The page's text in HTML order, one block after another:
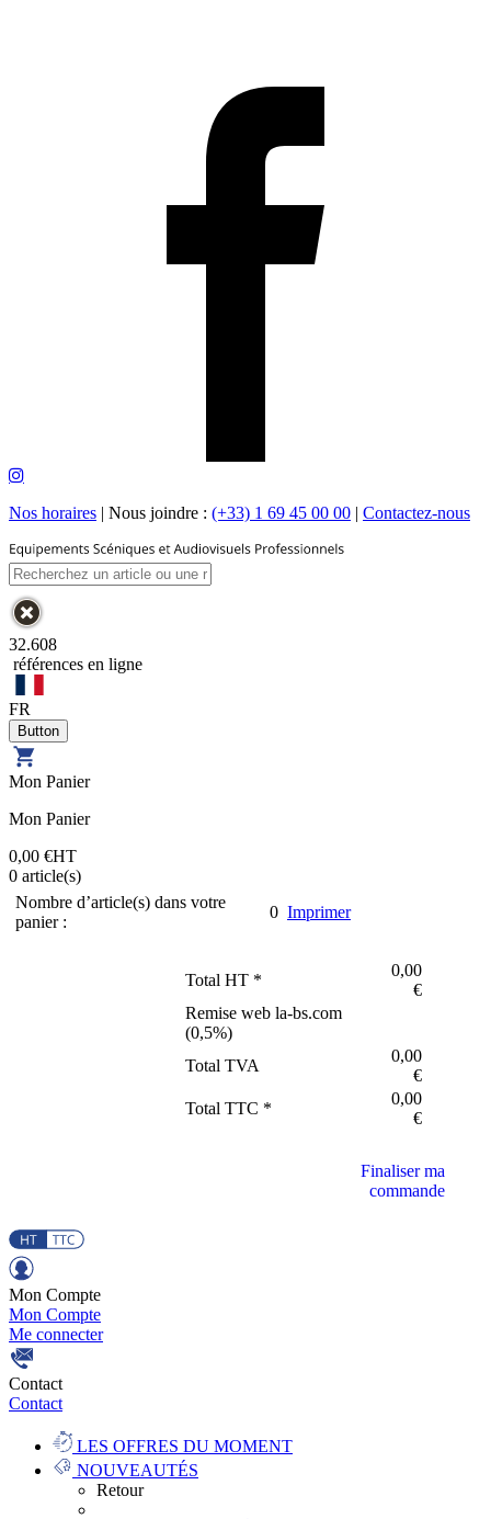
Nos horaires | Nous joindre : (+33) 1 69 45 00 00 | Contactez-nous
32.608
références en ligne
FR
Mon Panier
Mon Panier
0,00 €HT
0 article(s)
Nombre d’article(s) dans votre
panier :
0 Imprimer
Total HT *
0,00
€
Remise web la-bs.com
(0,5%)
Total TVA
0,00
€
Total TTC *
0,00
€
Finaliser ma
commande
Mon Compte
Mon Compte
Me connecter
Contact
Contact
LES OFFRES DU MOMENT
NOUVEAUTÉS
Retour